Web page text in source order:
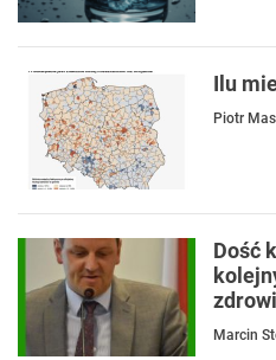
Ilu
Piotr
Dość
Marcin